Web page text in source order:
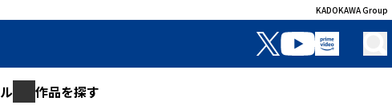
KADOKAWA Group
作品を探す